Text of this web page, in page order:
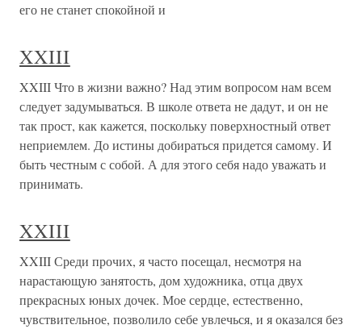
его не станет спокойной и
XXIII
XXIII Что в жизни важно? Над этим вопросом нам всем
следует задумываться. В школе ответа не дадут, и он не
так прост, как кажется, поскольку поверхностный ответ
неприемлем. До истины добираться придется самому. И
быть честным с собой. А для этого себя надо уважать и
принимать.
XXIII
XXIII Среди прочих, я часто посещал, несмотря на
нарастающую занятость, дом художника, отца двух
прекрасных юных дочек. Мое сердце, естественно,
чувствительное, позволило себе увлечься, и я оказался без